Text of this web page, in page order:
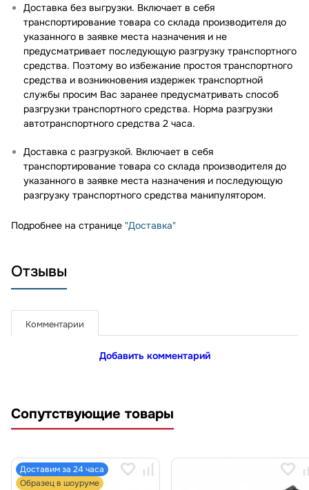
Доставка без выгрузки. Включает в себя
транспортирование товара со склада производителя до
указанного в заявке места назначения и не
предусматривает последующую разгрузку транспортного
средства. Поэтому во избежание простоя транспортного
средства и возникновения издержек транспортной
службы просим Вас заранее предусматривать способ
разгрузки транспортного средства. Норма разгрузки
автотранспортного средства 2 часа.
Доставка с разгрузкой. Включает в себя
транспортирование товара со склада производителя до
указанного в заявке места назначения и последующую
разгрузку транспортного средства манипулятором.
Подробнее на странице "Доставка"
Отзывы
Комментарии
Добавить комментарий
Сопутствующие товары
Доставим за 24 часа
Образец в шоуруме